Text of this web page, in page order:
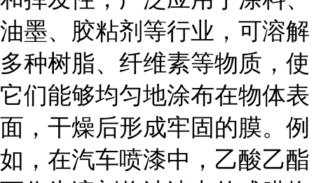
油墨、胶粘剂等行业，可溶解
多种树脂、纤维素等物质，使
它们能够均匀地涂布在物体表
面，干燥后形成牢固的膜。例
如，在汽车喷漆中，乙酸乙酯